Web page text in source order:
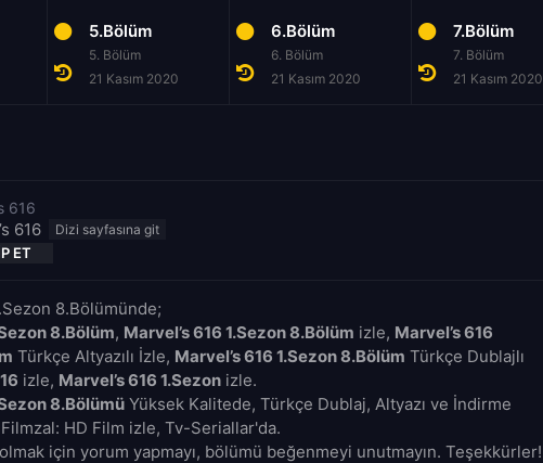
5.Bölüm
5. Bölüm
21 Kasım 2020
6.Bölüm
6. Bölüm
21 Kasım 2020
7.Bölüm
7. Bölüm
21 Kasım 2020
616
616
ET
8.Bölümünde;
8.Bölüm, Marvel’s 616 1.Sezon 8.Bölüm izle, Marvel’s 616
Türkçe Altyazılı İzle, Marvel’s 616 1.Sezon 8.Bölüm Türkçe Dublajlı
izle, Marvel’s 616 1.Sezon izle.
8.Bölümü Yüksek Kalitede, Türkçe Dublaj, Altyazı ve İndirme
HD Film izle, Tv-Seriallar'da.
için yorum yapmayı, bölümü beğenmeyi unutmayın. Teşekkürler!